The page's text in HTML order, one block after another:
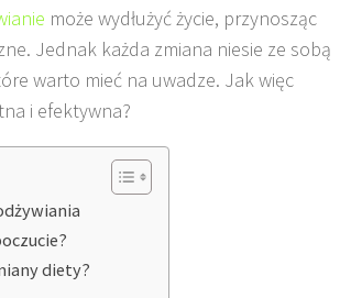
może wydłużyć życie, przynosząc
Jednak każda zmiana niesie ze sobą
warto mieć na uwadze. Jak więc
i efektywna?
diety?